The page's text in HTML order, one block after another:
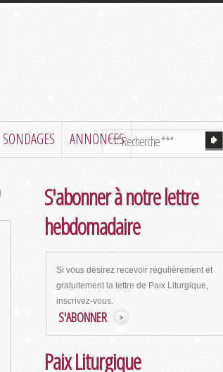
SONDAGES ANNONCES
S'abonner à notre lettre
hebdomadaire
Si vous désirez recevoir régulièrement et
gratuitement la lettre de Paix Liturgique,
inscrivez-vous.
S'ABONNER
Paix Liturgique